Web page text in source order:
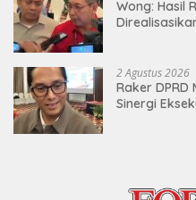
Wong: Hasil
2 Agustus 2026
Raker DPRD
Sinergi